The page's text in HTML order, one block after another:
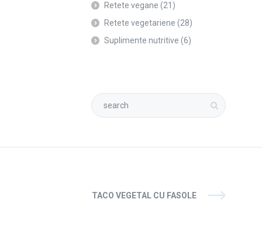
Retete vegane (21)
Retete vegetariene (28)
Suplimente nutritive (6)
TACO VEGETAL CU FASOLE